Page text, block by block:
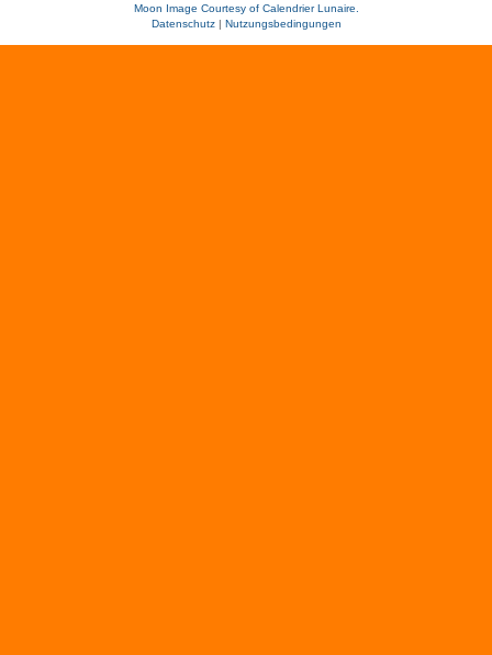
Moon Image Courtesy of Calendrier Lunaire.
Datenschutz| Nutzungsbedingungen